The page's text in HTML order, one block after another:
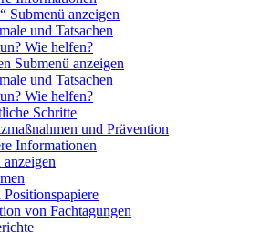
Submenü anzeigen
und Tatsachen
Wie helfen?
Submenü anzeigen
und Tatsachen
Wie helfen?
Schritte
und Prävention
Informationen
anzeigen
Positionspapiere
von Fachtagungen